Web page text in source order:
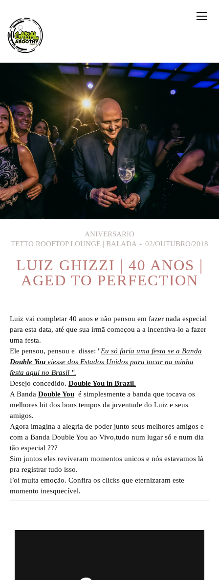
ANIVERSARIO
TETTO ROOFTOP LOUNGE | BALADA
02/OUTUBRO/2018
LUIZ GHIZZI | 40 ANOS |
AGED TO PERFECTION
Luiz vai completar 40 anos e não pensou em fazer nada especial
para esta data, até que sua irmã começou a a incentiva-lo a fazer
uma festa.
Ele pensou, pensou e disse: "Eu só faria uma festa se a Banda
Double You viesse dos Estados Unidos para tocar na minha
festa aqui no Brasil ".
Desejo concedido. Double You in Brazil.
A Banda Double You é simplesmente a banda que tocava os
melhores hit dos bons tempos da juventude do Luiz e seus
amigos.
Agora imagina a alegria de poder junto seus melhores amigos e
com a Banda Double You ao Vivo,tudo num lugar só e num dia
tão especial ???
Sim juntos eles reviveram momentos unicos e nós estavamos lá
pra registrar tudo isso.
Foi muita emoção. Confira os clicks que eternizaram este
momento inesquecível.